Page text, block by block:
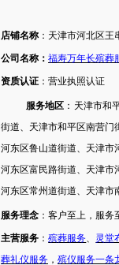
店铺名称 ： 天津市河北区王
公司名称： 福寿万年长殡葬
资质认证 ：营业执照认证
服务地区 ： 天津市和
街道、天津市和平区南营门
河东区鲁山道街道、天津市
河东区富民路街道、天津市
河东区常州道街道、天津市
服务理念 ：客户至上，服务
主营服务 ：殡葬服务 灵堂
葬礼仪服务 ， 殡仪服务一条